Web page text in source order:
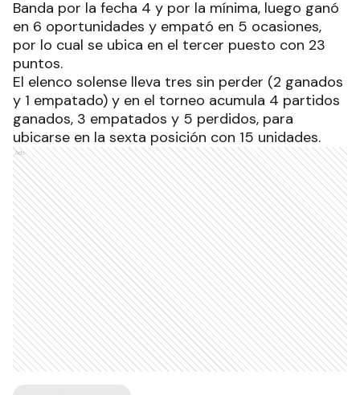
Banda por la fecha 4 y por la mínima, luego ganó
en 6 oportunidades y empató en 5 ocasiones,
por lo cual se ubica en el tercer puesto con 23
puntos.
El elenco solense lleva tres sin perder (2 ganados
y 1 empatado) y en el torneo acumula 4 partidos
ganados, 3 empatados y 5 perdidos, para
ubicarse en la sexta posición con 15 unidades.
Ads